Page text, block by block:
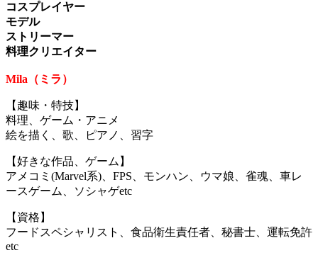
コスプレイヤー
モデル
ストリーマー
料理クリエイター
Mila（ミラ）
【趣味・特技】
料理、ゲーム・アニメ
絵を描く、歌、ピアノ、習字
【好きな作品、ゲーム】
アメコミ(Marvel系)、FPS、モンハン、ウマ娘、雀魂、車レ
ースゲーム、ソシャゲetc
【資格】
フードスペシャリスト、食品衛生責任者、秘書士、運転免許
etc